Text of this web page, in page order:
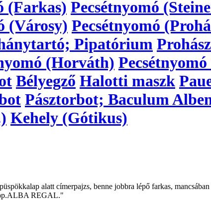
(Farkas) Pecsétnyomó
(Városy) Pecsétnyomó
Pipatórium
(Horváth)
Bélyegző Halotti maszk
Pásztorbot; Baculum
Kehely (Gótikus)
alatt címerpajzs, benne jobbra lépő farkas,
REGAL."